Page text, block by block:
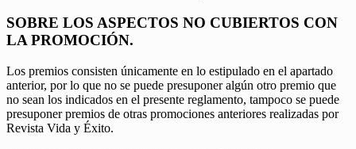
SOBRE LOS ASPECTOS NO CUBIERTOS CON
LA PROMOCIÓN.
Los premios consisten únicamente en lo estipulado en el apartado
anterior, por lo que no se puede presuponer algún otro premio que
no sean los indicados en el presente reglamento, tampoco se puede
presuponer premios de otras promociones anteriores realizadas por
Revista Vida y Éxito.